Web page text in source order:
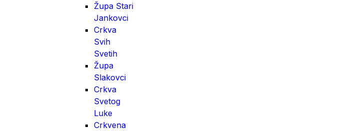
Župa Stari
Jankovci
Crkva
Svih
Svetih
Župa
Slakovci
Crkva
Svetog
Luke
Crkvena